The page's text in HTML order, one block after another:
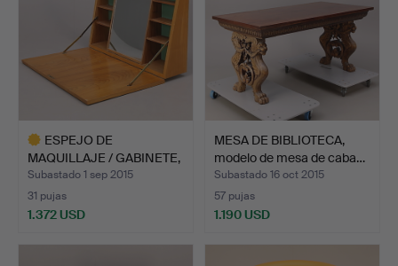
ESPEJO DE
MAQUILLAJE / GABINETE,
Bruno Mat…
Subastado 1 sep 2015
31 pujas
1.372 USD
MESA DE BIBLIOTECA,
modelo de mesa de caba…
Subastado 16 oct 2015
57 pujas
1.190 USD